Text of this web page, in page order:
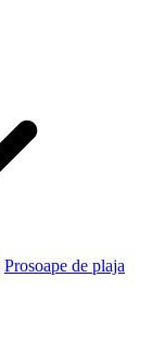
Prosoape de plaja